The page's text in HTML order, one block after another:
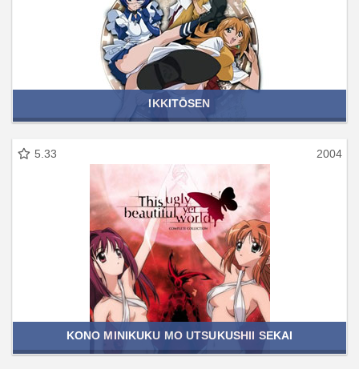
IKKITŌSEN
5.33 2004
KONO MINIKUKU MO UTSUKUSHII SEKAI